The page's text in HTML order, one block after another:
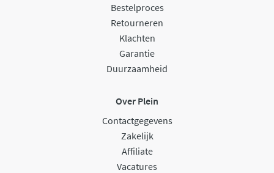
Bestelproces
Retourneren
Klachten
Garantie
Duurzaamheid
Over Plein
Contactgegevens
Zakelijk
Affiliate
Vacatures